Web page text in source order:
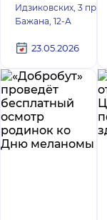
Идзиковских, 3 пр.
Бажана, 12-А
23.05.2026